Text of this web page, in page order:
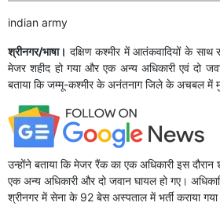
indian army
श्रीनगर/भाषा। दक्षिण कश्मीर में आतंकवादियों के
मेजर शहीद हो गया और एक अन्य अधिकारी एवं दो
बताया कि जम्मू-कश्मीर के अनंतनाग जिले के अचबल में
उन्होंने बताया कि मेजर रैंक का एक अधिकारी इस
एक अन्य अधिकारी और दो जवान घायल हो गए।
श्रीनगर में सेना के 92 बेस अस्पताल में भर्ती कराया